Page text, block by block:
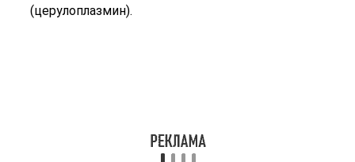
(церулоплазмин).